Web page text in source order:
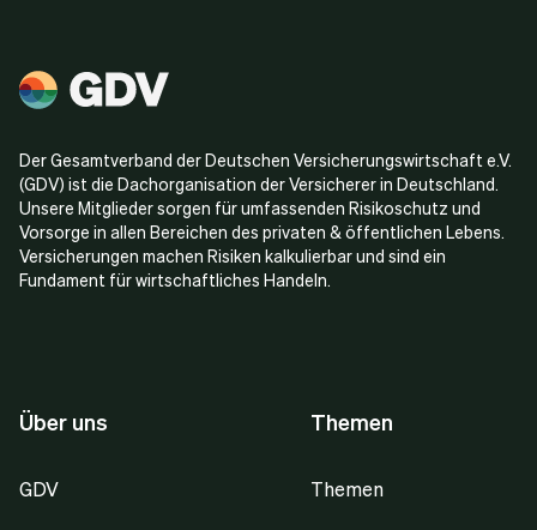
Der Gesamtverband der Deutschen Versicherungswirtschaft e.V.
(GDV) ist die Dachorganisation der Versicherer in Deutschland.
Unsere Mitglieder sorgen für umfassenden Risikoschutz und
Vorsorge in allen Bereichen des privaten & öffentlichen Lebens.
Versicherungen machen Risiken kalkulierbar und sind ein
Fundament für wirtschaftliches Handeln.
Über uns
GDV
Themen
Themen